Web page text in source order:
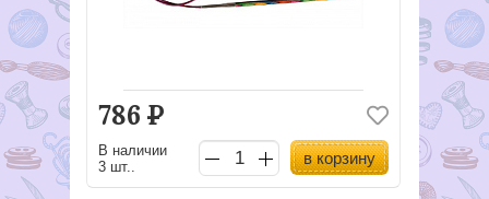
786 Р
В наличии
3 шт..
в корзину